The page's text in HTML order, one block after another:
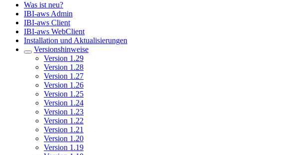
Was ist neu?
IBI-aws Admin
IBI-aws Client
IBI-aws WebClient
Installation und Aktualisierungen
Versionshinweise
Version 1.29
Version 1.28
Version 1.27
Version 1.26
Version 1.25
Version 1.24
Version 1.23
Version 1.22
Version 1.21
Version 1.20
Version 1.19